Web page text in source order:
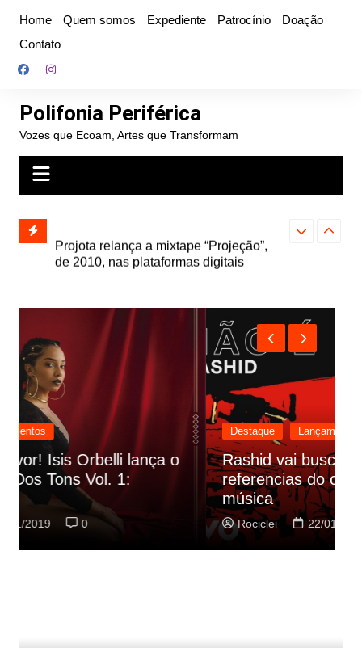
conteúdo
Home Quem somos Expediente Patrocínio
Doação
Contato
Polifonia Periférica
Vozes que Ecoam, Artes que Transformam
e abre
autoral,
de 2010, nas plataformas digitais
Farofa
Destaque
Rashid vai buscar nos HQs as
referencias do clipe de sua nova
música
Rociclei 0